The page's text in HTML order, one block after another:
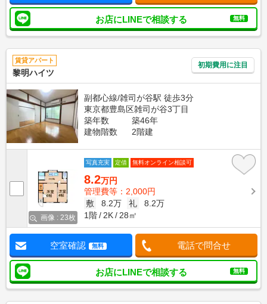
お店にLINEで相談する 無料
賃貸アパート
黎明ハイツ
初期費用に注目
副都心線/雑司が谷駅 徒歩3分
東京都豊島区雑司が谷3丁目
築年数
築46年
建物階数
2階建
画像 : 23枚
写真充実 定借 無料オンライン相談可
8.2万円
管理費等：2,000円
敷
8.2万 礼
8.2万
1階
2K 28㎡
空室確認 無料 電話で問合せ
お店にLINEで相談する 無料